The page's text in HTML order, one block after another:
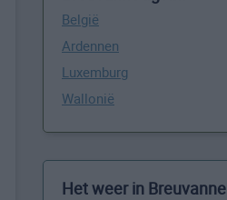
België
Ardennen
Luxemburg
Wallonië
Het weer in Breuvanne